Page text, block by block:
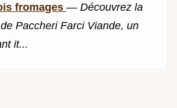
fromages — Découvrez la
Paccheri Farci Viande, un
it...